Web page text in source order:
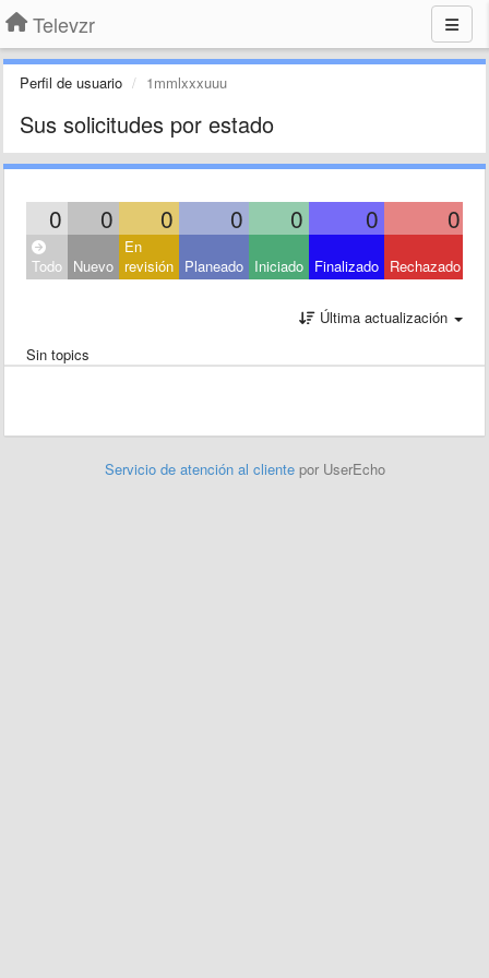
Televzr
Perfil de usuario 1mmlxxxuuu
Sus solicitudes por estado
0 0 0 0 0 0 0
Todo Nuevo
En
revisión Planeado Iniciado Finalizado Rechazado
Última actualización
Sin topics
Servicio de atención al cliente por UserEcho